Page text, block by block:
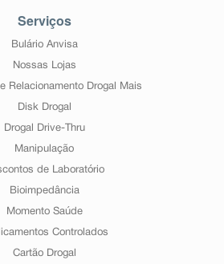
Serviços
Bulário Anvisa
Nossas Lojas
Relacionamento Drogal Mais
Disk Drogal
Drogal Drive-Thru
Manipulação
de Laboratório
Bioimpedância
Momento Saúde
Controlados
Cartão Drogal